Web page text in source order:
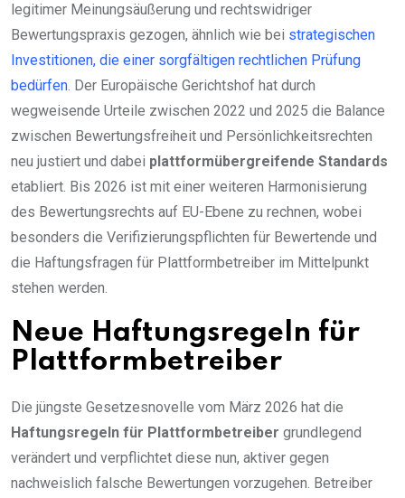
legitimer Meinungsäußerung und rechtswidriger
Bewertungspraxis gezogen, ähnlich wie bei strategischen
Investitionen, die einer sorgfältigen rechtlichen Prüfung
bedürfen. Der Europäische Gerichtshof hat durch
wegweisende Urteile zwischen 2022 und 2025 die Balance
zwischen Bewertungsfreiheit und Persönlichkeitsrechten
neu justiert und dabei plattformübergreifende Standards
etabliert. Bis 2026 ist mit einer weiteren Harmonisierung
des Bewertungsrechts auf EU-Ebene zu rechnen, wobei
besonders die Verifizierungspflichten für Bewertende und
die Haftungsfragen für Plattformbetreiber im Mittelpunkt
stehen werden.
Neue Haftungsregeln für
Plattformbetreiber
Die jüngste Gesetzesnovelle vom März 2026 hat die
Haftungsregeln für Plattformbetreiber grundlegend
verändert und verpflichtet diese nun, aktiver gegen
nachweislich falsche Bewertungen vorzugehen. Betreiber